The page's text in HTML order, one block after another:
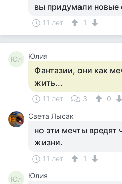
вы придумали новые
11 лет 1
Юл Юлия
Фантазии, они как
жить...
11 лет 3
0
Света Лысак
но эти мечты вредят
жизни.
11 лет 1
Юл Юлия